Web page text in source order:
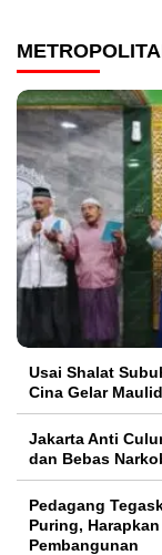
Usai Shalat
Cina Gelar
Jakarta Anti
dan Bebas
Pedagang
Puring,
Pembangunan